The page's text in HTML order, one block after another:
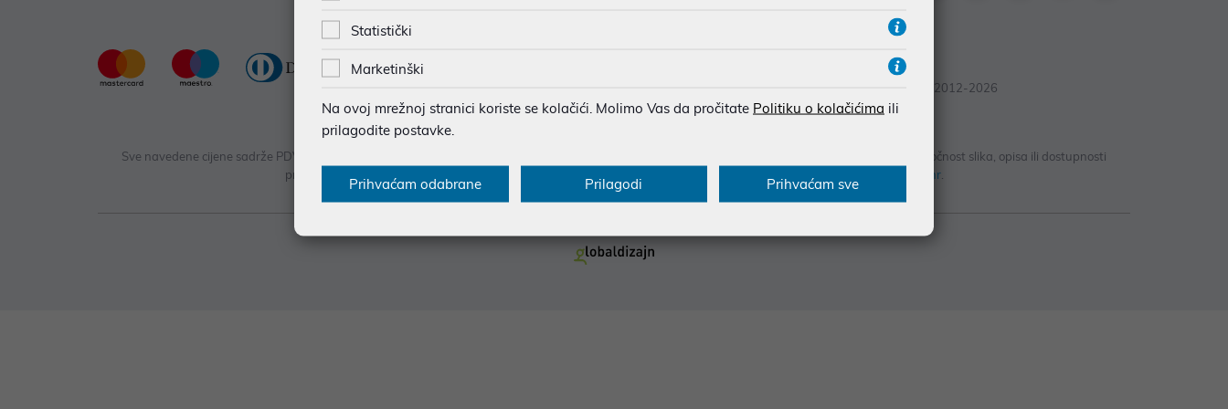
© Mikronis 2012-2026
Sve navedene cijene sadrže PDV. Pokušavamo osigurati što preciznije informacije, ali zbog tehnoloških ograničenja ne možemo garantirati potpunu točnost slika, opisa ili dostupnosti
proizvoda. Za najažurnije informacije kontaktirajte nas putem telefona:
nova-cesta@mikronis.hr.
Statistički
Marketinški
Na ovoj mrežnoj stranici koriste se kolačići. Molimo Vas da pročitate Politiku o kolačićima ili
prilagodite postavke.
Prihvaćam odabrane Prilagodi Prihvaćam sve